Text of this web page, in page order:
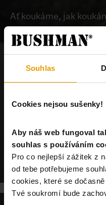
Souhlas
Cookies nejsou sušenky!
Aby náš web fungoval
souhlas s používáním
Pro co nejlepší zážitek z
od tebe potřebujeme
cookies, které se
Tvé soukromí bude
Ať koukáme, jak
odkazem na našem
chybně zadaný odkaz,
POKRAČUJ NA ÚVODNÍ